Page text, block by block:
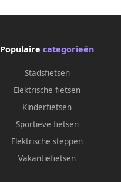
Populairecategorieën
Stadsfietsen
Elektrische fietsen
Kinderfietsen
Sportieve fietsen
Elektrische steppen
Vakantiefietsen